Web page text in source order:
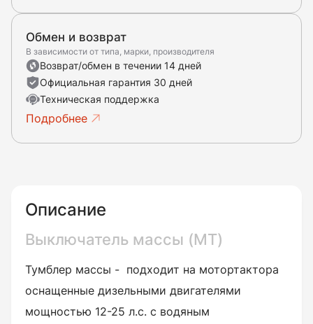
Обмен и возврат
В зависимости от типа, марки, производителя
Возврат/обмен в течении 14 дней
Официальная гарантия 30 дней
Техническая поддержка
Подробнее
Описание
Выключатель массы (МТ)
Тумблер массы - подходит на мотортактора
оснащенные дизельными двигателями
мощностью 12-25 л.с. с водяным